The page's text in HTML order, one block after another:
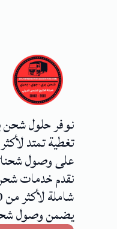
نوفر حلول
على وصول
نقدم خدمات
يضمن وصول